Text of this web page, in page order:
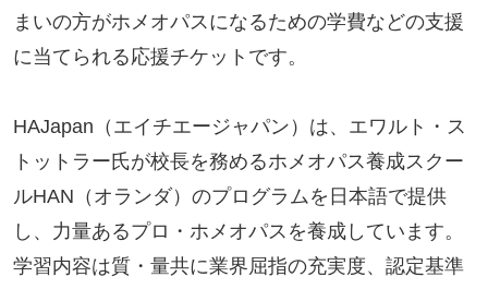
まいの方がホメオパスになるための学費などの支援
に当てられる応援チケットです。
HAJapan（エイチエージャパン）は、エワルト・ス
トットラー氏が校長を務めるホメオパス養成スクー
ルHAN（オランダ）のプログラムを日本語で提供
し、力量あるプロ・ホメオパスを養成しています。
学習内容は質・量共に業界屈指の充実度、認定基準